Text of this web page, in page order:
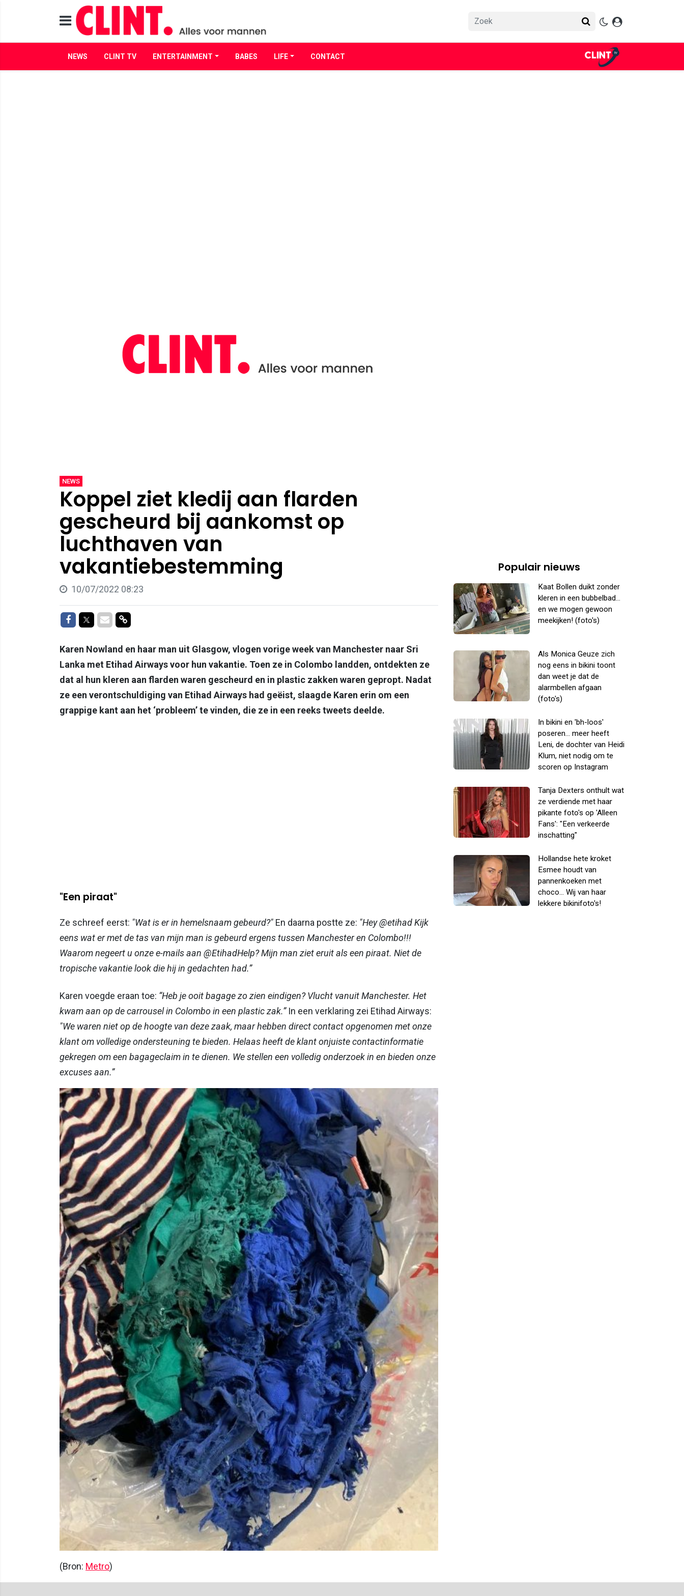
NEWS CLINT TV ENTERTAINMENT BABES LIFE CONTACT
NEWS
Koppel ziet kledij aan flarden
gescheurd bij aankomst op
luchthaven van
vakantiebestemming
10/07/2022 08:23
Delen op Facebook
Delen op Twitter
Delen via Mail
Delen via link
Karen Nowland en haar man uit Glasgow, vlogen vorige week van Manchester naar Sri
Lanka met Etihad Airways voor hun vakantie. Toen ze in Colombo landden, ontdekten ze
dat al hun kleren aan flarden waren gescheurd en in plastic zakken waren gepropt. Nadat
ze een verontschuldiging van Etihad Airways had geëist, slaagde Karen erin om een
grappige kant aan het ‘probleem’ te vinden, die ze in een reeks tweets deelde.
"Een piraat"
Ze schreef eerst: "Wat is er in hemelsnaam gebeurd?" En daarna postte ze: "Hey @etihad Kijk
eens wat er met de tas van mijn man is gebeurd ergens tussen Manchester en Colombo!!!
Waarom negeert u onze e-mails aan @EtihadHelp? Mijn man ziet eruit als een piraat. Niet de
tropische vakantie look die hij in gedachten had.”
Karen voegde eraan toe: “Heb je ooit bagage zo zien eindigen? Vlucht vanuit Manchester. Het
kwam aan op de carrousel in Colombo in een plastic zak.”In een verklaring zei Etihad Airways:
"We waren niet op de hoogte van deze zaak, maar hebben direct contact opgenomen met onze
klant om volledige ondersteuning te bieden. Helaas heeft de klant onjuiste contactinformatie
gekregen om een bagageclaim in te dienen. We stellen een volledig onderzoek in en bieden onze
excuses aan.”
(Bron: Metro)
Populair nieuws
Kaat Bollen duikt zonder
kleren in een bubbelbad...
en we mogen gewoon
meekijken! (foto's)
Als Monica Geuze zich
nog eens in bikini toont
dan weet je dat de
alarmbellen afgaan
(foto's)
In bikini en 'bh-loos'
poseren... meer heeft
Leni, de dochter van Heidi
Klum, niet nodig om te
scoren op Instagram
Tanja Dexters onthult wat
ze verdiende met haar
pikante foto's op 'Alleen
Fans': "Een verkeerde
inschatting"
Hollandse hete kroket
Esmee houdt van
pannenkoeken met
choco... Wij van haar
lekkere bikinifoto's!